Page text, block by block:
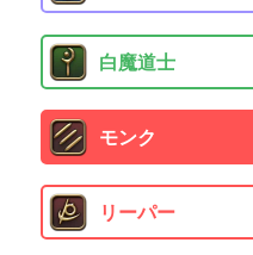
白魔道士
モンク
リーパー